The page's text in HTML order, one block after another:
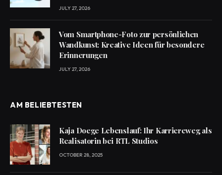
JULY 27, 2026
Vom Smartphone-Foto zur persönlichen
Wandkunst: Kreative Ideen für besondere
Erinnerungen
JULY 27, 2026
AM BELIEBTESTEN
Kaja Doege Lebenslauf: Ihr Karriereweg als
Realisatorin bei RTL Studios
OCTOBER 28, 2025